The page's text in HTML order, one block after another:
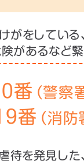
けがをしている、
があるなど
番 （警察
番 （消防
待を発見した、